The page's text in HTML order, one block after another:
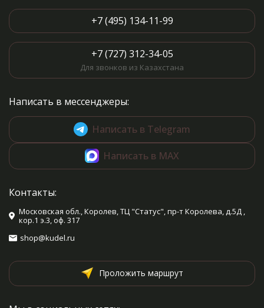
+7 (495) 134-11-99
+7 (727) 312-34-05
Для звонков из Казахстана
Написать в мессенджеры:
Написать в Telegram
Написать в MAX
Контакты:
Московская обл., Королев, ТЦ "Статус", пр-т Королева, д.5Д ,
кор.1 э.3, оф. 317
shop@kudel.ru
Проложить маршрут